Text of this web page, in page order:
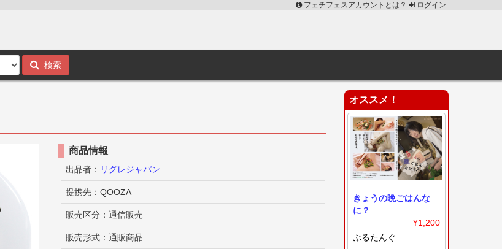
フェチフェスアカウントとは？ ログイン
検索
商品情報
出品者： リグレジャパン
提携先：QOOZA
販売区分：通信販売
販売形式：通販商品
オススメ！
きょうの晩ごはんな
に？
¥1,200
ぷるたんぐ